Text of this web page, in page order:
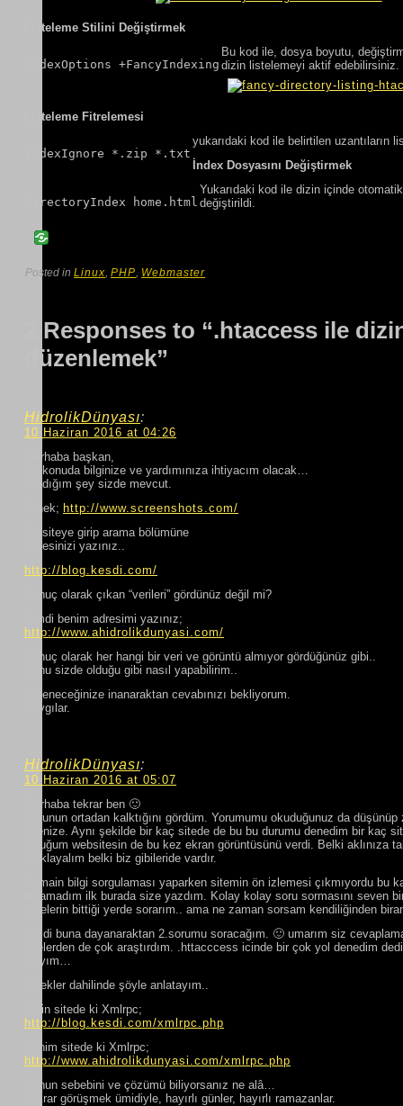
Listeleme Stilini Değiştirmek
IndexOptions +FancyIndexing
Bu kod ile, dosya boyutu,
dizin listelemeyi aktif edebilirsiniz.
Listeleme Fitrelemesi
IndexIgnore *.zip *.txt
yukarıdaki kod ile belirtilen uzantıların
İndex Dosyasını Değiştirmek
DirectoryIndex home.html
Yukarıdaki kod ile dizin içinde
değiştirildi.
Posted in Linux, PHP, Webmaster
2 Responses to “.htaccess ile
düzenlemek”
HidrolikDünyası:
10 Haziran 2016 at 04:26
Merhaba başkan,
Bir konuda bilginize ve yardımınıza ihtiyacım olacak…
Aradığım şey sizde mevcut.
Örnek; http://www.screenshots.com/
Bu siteye girip arama bölümüne
Adresinizi yazınız..
http://blog.kesdi.com/
Sonuç olarak çıkan “verileri” gördünüz değil mi?
Şimdi benim adresimi yazınız;
http://www.ahidrolikdunyasi.com/
Sonuç olarak her hangi bir veri ve görüntü almıyor gördüğünüz gibi..
Bunu sizde olduğu gibi nasıl yapabilirim..
İlgileneceğinize inanaraktan cevabınızı bekliyorum.
Saygılar.
HidrolikDünyası:
10 Haziran 2016 at 05:07
Merhaba tekrar ben 🙂
Sorunun ortadan kalktığını gördüm. Yorumumu okuduğunuz da
sitenize. Aynı şekilde bir kaç sitede de bu bu durumu denedim bir kaç
olduğum websitesin de bu kez ekran görüntüsünü verdi. Belki aklınıza
açıklayalım belki biz gibileride vardır.
Domain bilgi sorgulaması yaparken sitemin ön izlemesi çıkmıyordu bu
bulamadım ilk burada size yazdım. Kolay kolay soru sormasını seven
çarelerin bittiği yerde sorarım.. ama ne zaman sorsam kendiliğinden
şimdi buna dayanaraktan 2.sorumu soracağım. 🙂 umarım siz
sitelerden de çok araştırdım. .httacccess icinde bir çok yol denedim
alayım…
örnekler dahilinde şöyle anlatayım..
Sizin sitede ki Xmlrpc;
http://blog.kesdi.com/xmlrpc.php
Benim sitede ki Xmlrpc;
http://www.ahidrolikdunyasi.com/xmlrpc.php
Bunun sebebini ve çözümü biliyorsanız ne alâ…
Tekrar görüşmek ümidiyle, hayırlı günler, hayırlı ramazanlar.